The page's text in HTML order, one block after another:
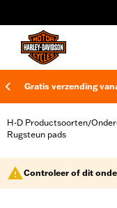
Gratis verzending
H-D Productsoorten/
Rugsteun pads
Controleer of dit